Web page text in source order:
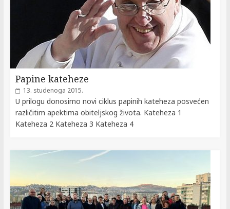
Papine kateheze
13. studenoga 2015.
U prilogu donosimo novi ciklus papinih kateheza posvećen
različitim apektima obiteljskog života. Kateheza 1
Kateheza 2 Kateheza 3 Kateheza 4